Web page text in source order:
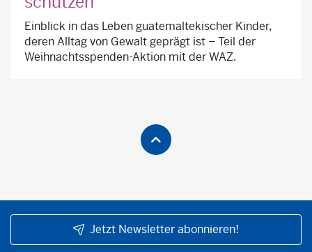
Einblick in das Leben guatemaltekischer Kinder,
deren Alltag von Gewalt geprägt ist – Teil der
Weihnachtsspenden-Aktion mit der WAZ.
Jetzt Newsletter abonnieren!